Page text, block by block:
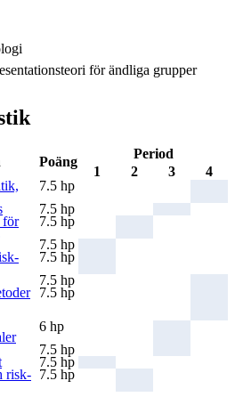
för ändliga grupper
Poäng
Period
1
2 3
4
7.5 hp
7.5 hp
för
7.5 hp
7.5 hp
7.5 hp
7.5 hp
7.5 hp
6 hp
7.5 hp
7.5 hp
risk­ 7.5 hp